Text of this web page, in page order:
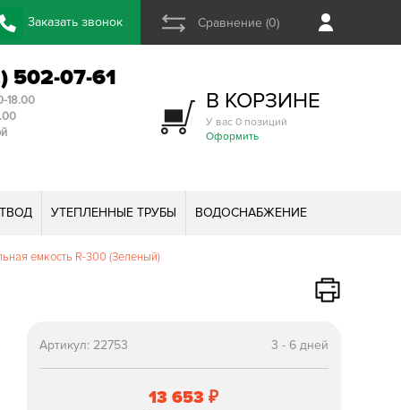
Заказать звонок Сравнение (0)
502-07-61
18.00
В КОРЗИНЕ
У вас 0 позиций
Оформить
УТЕПЛЕННЫЕ ТРУБЫ ВОДОСНАБЖЕНИЕ
емкость R-300 (Зеленый)
3 - 6 дней
Артикул:22753
13 653₽